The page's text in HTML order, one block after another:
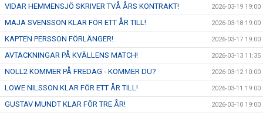
VIDAR HEMMENSJÖ SKRIVER TVÅ ÅRS KONTRAKT! 2026-03-19 19:00
MAJA SVENSSON KLAR FÖR ETT ÅR TILL! 2026-03-18 19:00
KAPTEN PERSSON FÖRLÄNGER! 2026-03-17 19:00
AVTACKNINGAR PÅ KVÄLLENS MATCH! 2026-03-13 11:35
NOLL2 KOMMER PÅ FREDAG - KOMMER DU? 2026-03-12 10:00
LOWE NILSSON KLAR FÖR ETT ÅR TILL! 2026-03-11 19:00
GUSTAV MUNDT KLAR FÖR TRE ÅR! 2026-03-10 19:00